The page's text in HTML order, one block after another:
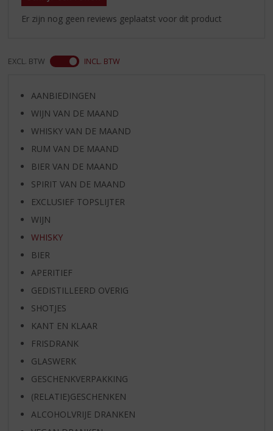
Er zijn nog geen reviews geplaatst voor dit product
EXCL. BTW INCL. BTW
AANBIEDINGEN
WIJN VAN DE MAAND
WHISKY VAN DE MAAND
RUM VAN DE MAAND
BIER VAN DE MAAND
SPIRIT VAN DE MAAND
EXCLUSIEF TOPSLIJTER
WIJN
WHISKY
BIER
APERITIEF
GEDISTILLEERD OVERIG
SHOTJES
KANT EN KLAAR
FRISDRANK
GLASWERK
GESCHENKVERPAKKING
(RELATIE)GESCHENKEN
ALCOHOLVRIJE DRANKEN